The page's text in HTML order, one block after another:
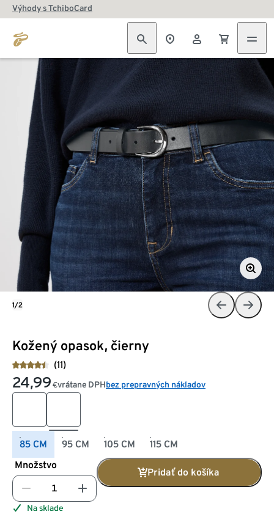
Výhody s TchiboCard
Kožený opasok, čierny
(11)
24,99 €vrátane DPHbez prepravných nákladov
85 CM 95 CM 105 CM
115 CM
Množstvo
Pridať do košíka
Na sklade
1/2